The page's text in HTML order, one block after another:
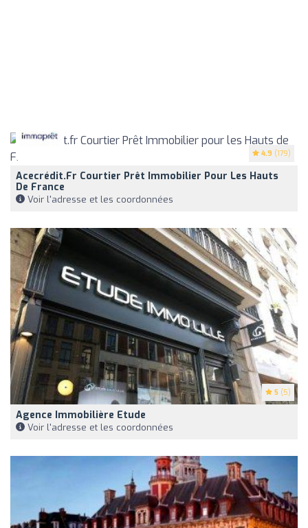
4.9 (179)
Acecrédit.fr Courtier Prêt Immobilier Pour Les Hauts
De France
Voir l'adresse et les coordonnées
5 (5)
Agence Immobilière Etude
Voir l'adresse et les coordonnées